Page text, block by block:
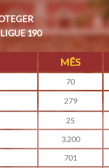
190
MÊS
70
279
25
3.200
701